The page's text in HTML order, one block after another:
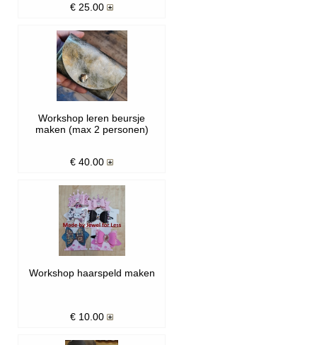
€ 25.00
Workshop leren beursje
maken (max 2 personen)
€ 40.00
Workshop haarspeld maken
€ 10.00